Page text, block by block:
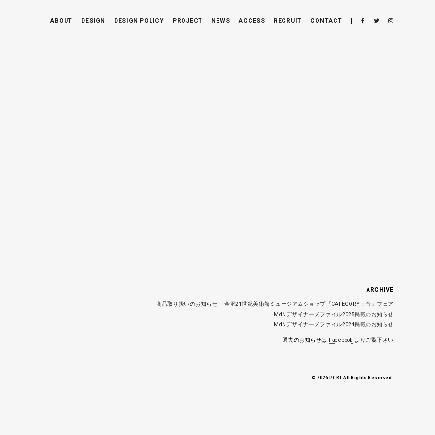
ABOUT DESIGN DESIGN POLICY PROJECT NEWS ACCESS RECRUIT CONTACT |
ARCHIVE
商品取り扱いのお知らせ – 金沢21世紀美術館ミュージアムショップ『CATEGORY：音』フェア
MdNデザイナーズファイル2025掲載のお知らせ
MdNデザイナーズファイル2024掲載のお知らせ
過去のお知らせは Facebook よりご覧下さい
© 2026 PORT All Rights Reserved.